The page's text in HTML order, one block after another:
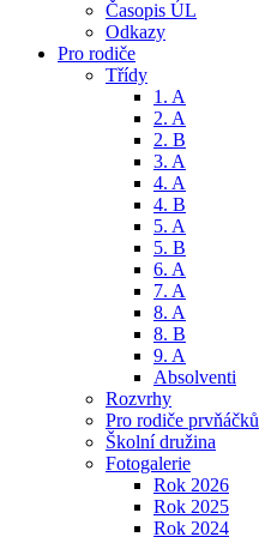
Časopis ÚL
Odkazy
Pro rodiče
Třídy
1. A
2. A
2. B
3. A
4. A
4. B
5. A
5. B
6. A
7. A
8. A
8. B
9. A
Absolventi
Rozvrhy
Pro rodiče prvňáčků
Školní družina
Fotogalerie
Rok 2026
Rok 2025
Rok 2024